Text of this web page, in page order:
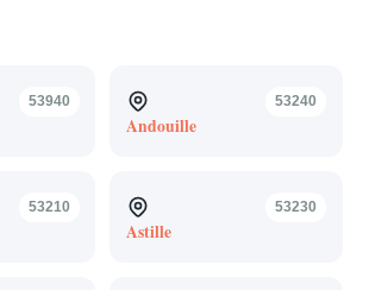
53940 53240
Andouille
53210 53230
Astille